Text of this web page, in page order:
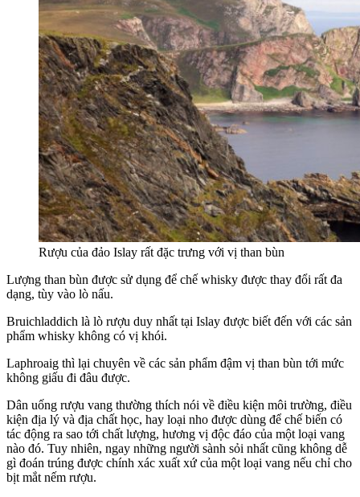
Rượu của đảo Islay rất đặc trưng với vị than bùn
Lượng than bùn được sử dụng để chế whisky được thay đổi rất đa
dạng, tùy vào lò nấu.
Bruichladdich là lò rượu duy nhất tại Islay được biết đến với các sản
phẩm whisky không có vị khói.
Laphroaig thì lại chuyên về các sản phẩm đậm vị than bùn tới mức
không giấu đi đâu được.
Dân uống rượu vang thường thích nói về điều kiện môi trường, điều
kiện địa lý và địa chất học, hay loại nho được dùng để chế biến có
tác động ra sao tới chất lượng, hương vị độc đáo của một loại vang
nào đó. Tuy nhiên, ngay những người sành sỏi nhất cũng không dễ
gì đoán trúng được chính xác xuất xứ của một loại vang nếu chỉ cho
bịt mắt nếm rượu.